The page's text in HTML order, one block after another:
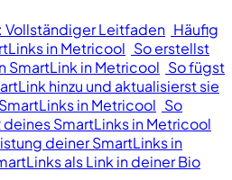
Vollständiger Leitfaden Häufig
in Metricool So erstellst
SmartLink in Metricool So fügst
hinzu und aktualisierst sie
in Metricool So
SmartLinks in Metricool
deiner SmartLinks in
als Link in deiner Bio